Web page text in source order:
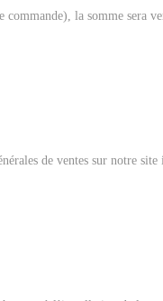
commande), la somme
de ventes sur notre